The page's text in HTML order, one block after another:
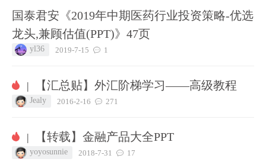
国泰君安《2019年中期医药行业投资策略-优选
龙头,兼顾估值(PPT)》47页
yl36 2019-7-15 1
| 【汇总贴】外汇阶梯学习——高级教程
Jealy 2016-2-16 271
| 【转载】金融产品大全PPT
yoyosunnie 2018-7-31 17